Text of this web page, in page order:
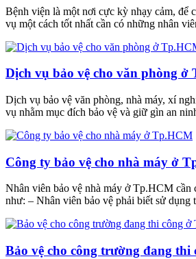
Bệnh viện là một nơi cực kỳ nhạy cảm, để
vụ một cách tốt nhất cần có những nhân
Dịch vụ bảo vệ cho văn phòng ở
Dịch vụ bảo vệ văn phòng, nhà máy, xí
vụ nhằm mục đích bảo vệ và giữ gìn an
Công ty bảo vệ cho nhà máy ở
Nhân viên bảo vệ nhà máy ở Tp.HCM cần
như: – Nhân viên bảo vệ phải biết sử dụng
Bảo vệ cho công trường đang